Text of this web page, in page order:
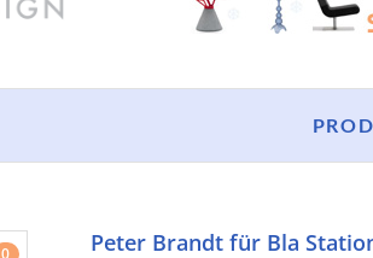
Peter Brandt für Bla